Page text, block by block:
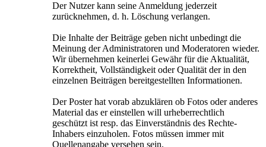
Der Nutzer kann seine Anmeldung jederzeit
zurücknehmen, d. h. Löschung verlangen.
Die Inhalte der Beiträge geben nicht unbedingt die
Meinung der Administratoren und Moderatoren wieder.
Wir übernehmen keinerlei Gewähr für die Aktualität,
Korrektheit, Vollständigkeit oder Qualität der in den
einzelnen Beiträgen bereitgestellten Informationen.
Der Poster hat vorab abzuklären ob Fotos oder anderes
Material das er einstellen will urheberrechtlich
geschützt ist resp. das Einverständnis des Rechte-
Inhabers einzuholen. Fotos müssen immer mit
Quellenangabe versehen sein.